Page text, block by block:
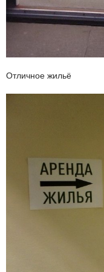
Отличное жильё